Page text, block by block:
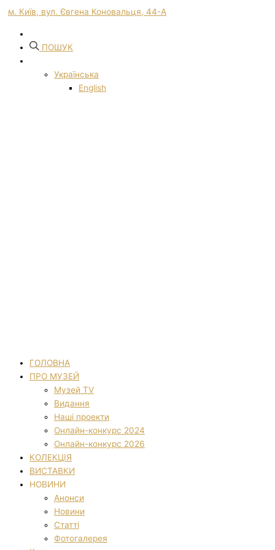
м. Київ, вул. Євгена Коновальця, 44-А
ПОШУК
Українська
English
ГОЛОВНА
ПРО МУЗЕЙ
Музей TV
Видання
Наші проекти
Онлайн-конкурс 2024
Онлайн-конкурс 2026
КОЛЕКЦІЯ
ВИСТАВКИ
НОВИНИ
Анонси
Новини
Статті
Фотогалерея